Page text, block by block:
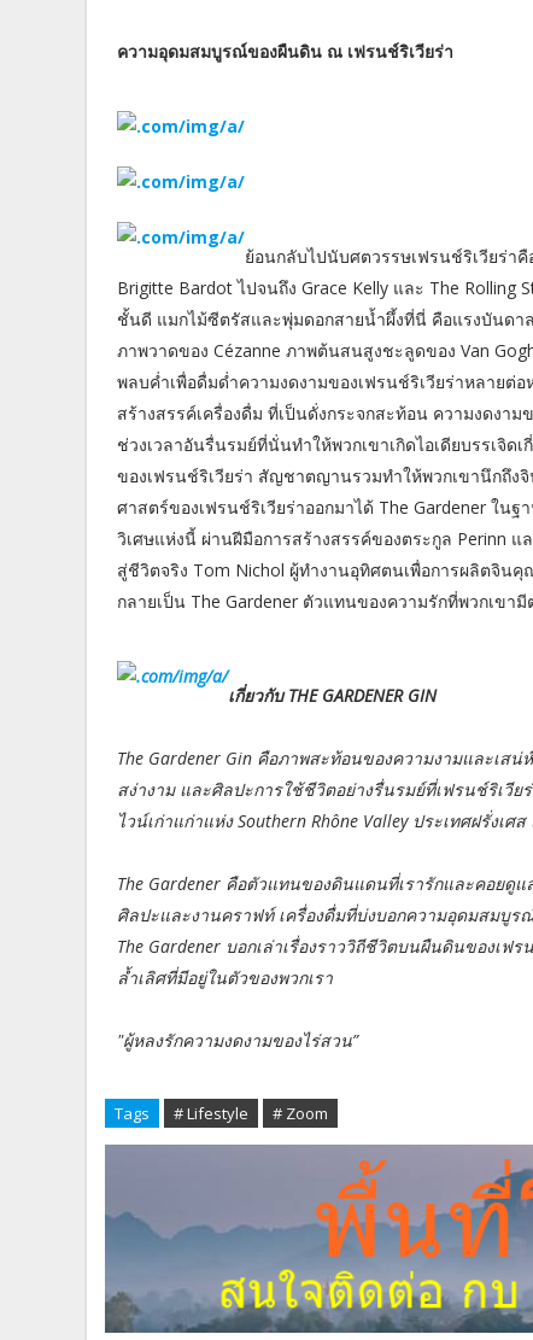
ความอุดมสมบูรณ์ของผืนดิน ณ เฟรนช์ริเวียร่า
ย้อนกลับไปนับศตวรรษเฟรนช์ริเวียร่า
Brigitte Bardot ไปจนถึง Grace Kelly และ The
ชั้นดี แมกไม้ซีตรัสและพุ่มดอกสายน้ำผึ้งที่นี่ คือแรงบันดา
ภาพวาดของ Cézanne ภาพต้นสนสูงชะลูดของ Van
พลบค่ำเพื่อดื่มด่ำความงดงามของเฟรนช์ริเวียร่าหลายต่อ
สร้างสรรค์เครื่องดื่ม ที่เป็นดั่งกระจกสะท้อน ความงดงา
ช่วงเวลาอันรื่นรมย์ที่นั่นทำให้พวกเขาเกิดไอเดียบรรเจิ
ของเฟรนช์ริเวียร่า สัญชาตญานรวมทำให้พวกเขานึกถึง
ศาสตร์ของเฟรนช์ริเวียร่าออกมาได้ The Gardener ใ
วิเศษแห่งนี้ ผ่านฝีมือการสร้างสรรค์ของตระกูล Perinn
สู่ชีวิตจริง Tom Nichol ผู้ทำงานอุทิศตนเพื่อการผลิตจิน
กลายเป็น The Gardener ตัวแทนของความรักที่พวกเข
เกี่ยวกับ THE GARDENER GIN
The Gardener Gin คือภาพสะท้อนของความงามและเส
สง่างาม และศิลปะการใช้ชีวิตอย่างรื่นรมย์ที่เฟรนช์ริเวี
ไวน์เก่าแก่าแห่ง Southern Rhône Valley ประเทศฝรั่งเศ
The Gardener คือตัวแทนของดินแดนที่เรารักและคอยดู
ศิลปะและงานคราฟท์ เครื่องดื่มที่บ่งบอกความอุดมสมบู
The Gardener บอกเล่าเรื่องราววิถีชีวิตบนผืนดินของเ
ล้ำเลิศที่มีอยู่ในตัวของพวกเรา
"ผู้หลงรักความงดงามของไร่สวน”
Tags # Lifestyle # Zoom